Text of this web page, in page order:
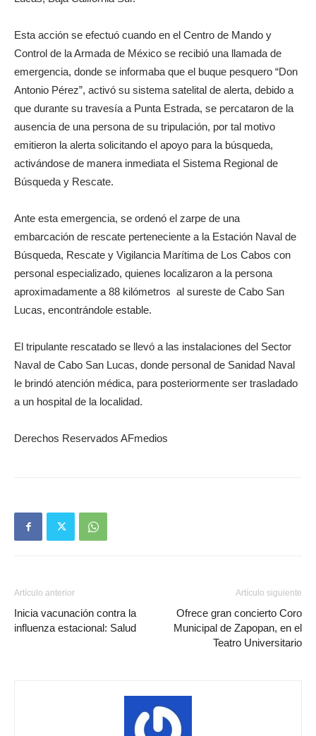
Esta acción se efectuó cuando en el Centro de Mando y
Control de la Armada de México se recibió una llamada de
emergencia, donde se informaba que el buque pesquero “Don
Antonio Pérez”, activó su sistema satelital de alerta, debido a
que durante su travesía a Punta Estrada, se percataron de la
ausencia de una persona de su tripulación, por tal motivo
emitieron la alerta solicitando el apoyo para la búsqueda,
activándose de manera inmediata el Sistema Regional de
Búsqueda y Rescate.
Ante esta emergencia, se ordenó el zarpe de una
embarcación de rescate perteneciente a la Estación Naval de
Búsqueda, Rescate y Vigilancia Marítima de Los Cabos con
personal especializado, quienes localizaron a la persona
aproximadamente a 88 kilómetros al sureste de Cabo San
Lucas, encontrándole estable.
El tripulante rescatado se llevó a las instalaciones del Sector
Naval de Cabo San Lucas, donde personal de Sanidad Naval
le brindó atención médica, para posteriormente ser trasladado
a un hospital de la localidad.
Derechos Reservados AFmedios
Artículo anterior
Inicia vacunación contra la
influenza estacional: Salud
Artículo siguiente
Ofrece gran concierto Coro
Municipal de Zapopan, en el
Teatro Universitario